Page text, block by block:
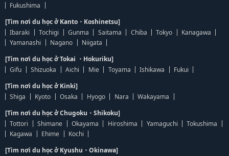
Fukushima
[Tìm nơi du học ở Kanto・Koshinetsu]
Ibaraki
Tochigi Gunma Saitama Chiba Tokyo
Kanagawa
Yamanashi
Nagano
Niigata
[Tìm nơi du học ở Tokai ・Hokuriku]
Gifu
Shizuoka Aichi Mie Toyama Ishikawa
Fukui
[Tìm nơi du học ở Kinki]
Shiga
Kyoto Osaka Hyogo Nara
Wakayama
[Tìm nơi du học ở Chugoku・Shikoku]
Tottori
Shimane Okayama Hiroshima Yamaguchi
Tokushima
Kagawa
Ehime
Kochi
[Tìm nơi du học ở Kyushu・Okinawa]